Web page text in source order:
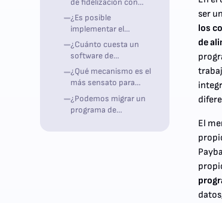
alimentación?
nuestro sistema de
caja existente?
¿Es posible
implementar el
software de
fidelización en el
alimentos de forma
conforme al RGPD?
¿Cuánto cuesta un
software de
fidelización para el
comercio minorista de
¿Qué mecanismo es el
más sensato para
empezar?
¿Podemos migrar un
programa de
ser
los
de
El